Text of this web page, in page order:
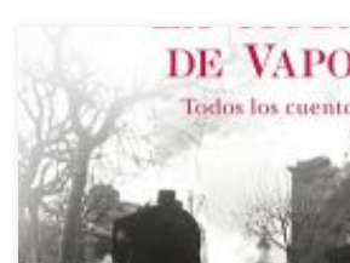
Hace tan solo unos meses que Carlos Ruiz
huérfanos de sus historias y es inevitable
cómo conocimos al autor. Me acuerdo que
regalaron La sombra del viento porque un
libreros!) se lo había recomendado. Estaba
[…]